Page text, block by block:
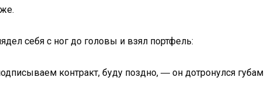
себя с ног до головы и взял портфель:
контракт, буду поздно, ― он дотронулся